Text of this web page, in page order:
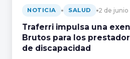
NOTICIA SALUD 2 de
Traferri impulsa una
Brutos para los
de discapacidad